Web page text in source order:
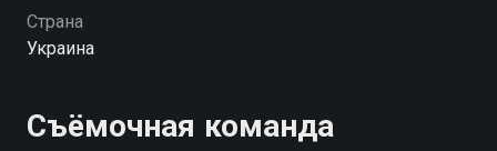
Страна
Украина
Съёмочная команда